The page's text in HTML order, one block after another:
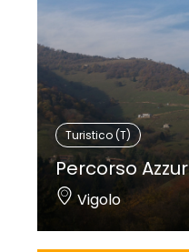
Turistico (T)
Percorso
Vigolo